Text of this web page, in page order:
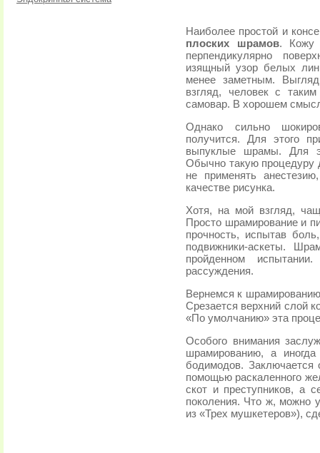
Наиболее простой и
плоских шрамов. Кожу
перпендикулярно
изящный узор белых
менее заметным.
взгляд, человек с
самовар. В хорошем
Однако сильно
получится. Для этого
выпуклые шрамы. Для
Обычно такую процедуру
не применять
качестве рисунка.
Хотя, на мой взгляд,
Просто шрамирование и
прочность, испытав
подвижники-аскеты.
пройденном
рассуждения.
Вернемся к
Срезается верхний слой
«По умолчанию» эта
Особого внимания
шрамированию, а
бодимодов.
помощью раскаленного
скот и преступников, а
поколения. Что ж, можно
из «Трех мушкетеров»),